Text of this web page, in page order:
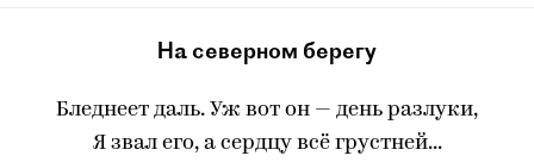
На северном берегу
Бледнеет даль. Уж вот он — день разлуки,
Я звал его, а сердцу всё грустней...